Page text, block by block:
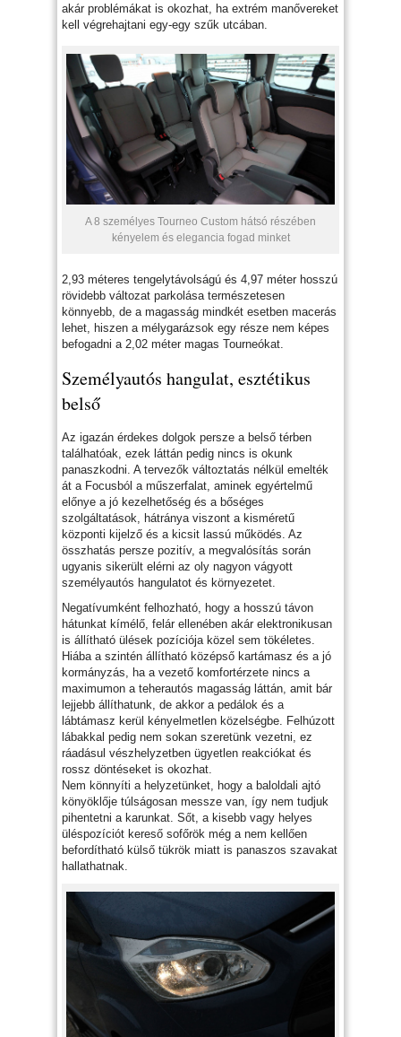
akár problémákat is okozhat, ha extrém manővereket
kell végrehajtani egy-egy szűk utcában.
A 8 személyes Tourneo Custom hátsó részében
kényelem és elegancia fogad minket
2,93 méteres tengelytávolságú és 4,97 méter hosszú
rövidebb változat parkolása természetesen
könnyebb, de a magasság mindkét esetben macerás
lehet, hiszen a mélygarázsok egy része nem képes
befogadni a 2,02 méter magas Tourneókat.
Személyautós hangulat, esztétikus
belső
Az igazán érdekes dolgok persze a belső térben
találhatóak, ezek láttán pedig nincs is okunk
panaszkodni. A tervezők változtatás nélkül emelték
át a Focusból a műszerfalat, aminek egyértelmű
előnye a jó kezelhetőség és a bőséges
szolgáltatások, hátránya viszont a kisméretű
központi kijelző és a kicsit lassú működés. Az
összhatás persze pozitív, a megvalósítás során
ugyanis sikerült elérni az oly nagyon vágyott
személyautós hangulatot és környezetet.
Negatívumként felhozható, hogy a hosszú távon
hátunkat kímélő, felár ellenében akár elektronikusan
is állítható ülések pozíciója közel sem tökéletes.
Hiába a szintén állítható középső kartámasz és a jó
kormányzás, ha a vezető komfortérzete nincs a
maximumon a teherautós magasság láttán, amit bár
lejjebb állíthatunk, de akkor a pedálok és a
lábtámasz kerül kényelmetlen közelségbe. Felhúzott
lábakkal pedig nem sokan szeretünk vezetni, ez
ráadásul vészhelyzetben ügyetlen reakciókat és
rossz döntéseket is okozhat.
Nem könnyíti a helyzetünket, hogy a baloldali ajtó
könyöklője túlságosan messze van, így nem tudjuk
pihentetni a karunkat. Sőt, a kisebb vagy helyes
üléspozíciót kereső sofőrök még a nem kellően
befordítható külső tükrök miatt is panaszos szavakat
hallathatnak.